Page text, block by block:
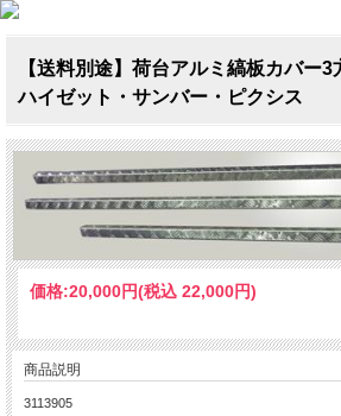
【送料別途】荷台アルミ縞板カバ
ハイゼット・サンバー・ピクシス
価格:20,000円(税込 22,000円)
商品説明
3113905